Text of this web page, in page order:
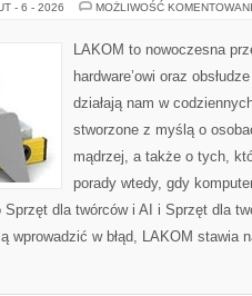
- 6 - 2026 MOŻLIWOŚĆ
LAKOM to nowoczesna
hardware’owi oraz
działają nam w
stworzone z myślą o
mądrzej, a także o tych,
porady wtedy, gdy
Sprzęt dla twórców i AI i Sprzęt dla
wprowadzić w błąd, LAKOM stawia